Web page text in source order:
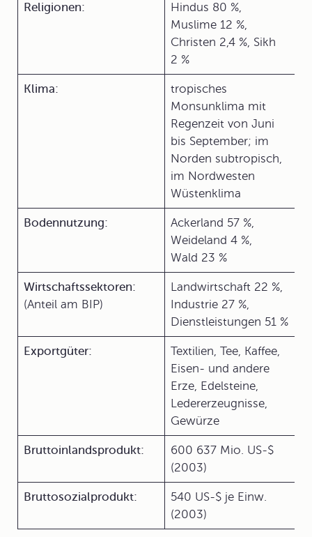
Religionen:
Hindus 80 %,
Muslime 12 %,
Christen 2,4 %, Sikh
2 %
Klima:
tropisches
Monsunklima mit
Regenzeit von Juni
bis September; im
Norden subtropisch,
im Nordwesten
Wüstenklima
Bodennutzung:
Ackerland 57 %,
Weideland 4 %,
Wald 23 %
Wirtschaftssektoren:
(Anteil am BIP)
Landwirtschaft 22 %,
Industrie 27 %,
Dienstleistungen 51 %
Exportgüter:
Textilien, Tee, Kaffee,
Eisen- und andere
Erze, Edelsteine,
Ledererzeugnisse,
Gewürze
Bruttoinlandsprodukt:
600 637 Mio. US-$
(2003)
Bruttosozialprodukt:
540 US-$ je Einw.
(2003)